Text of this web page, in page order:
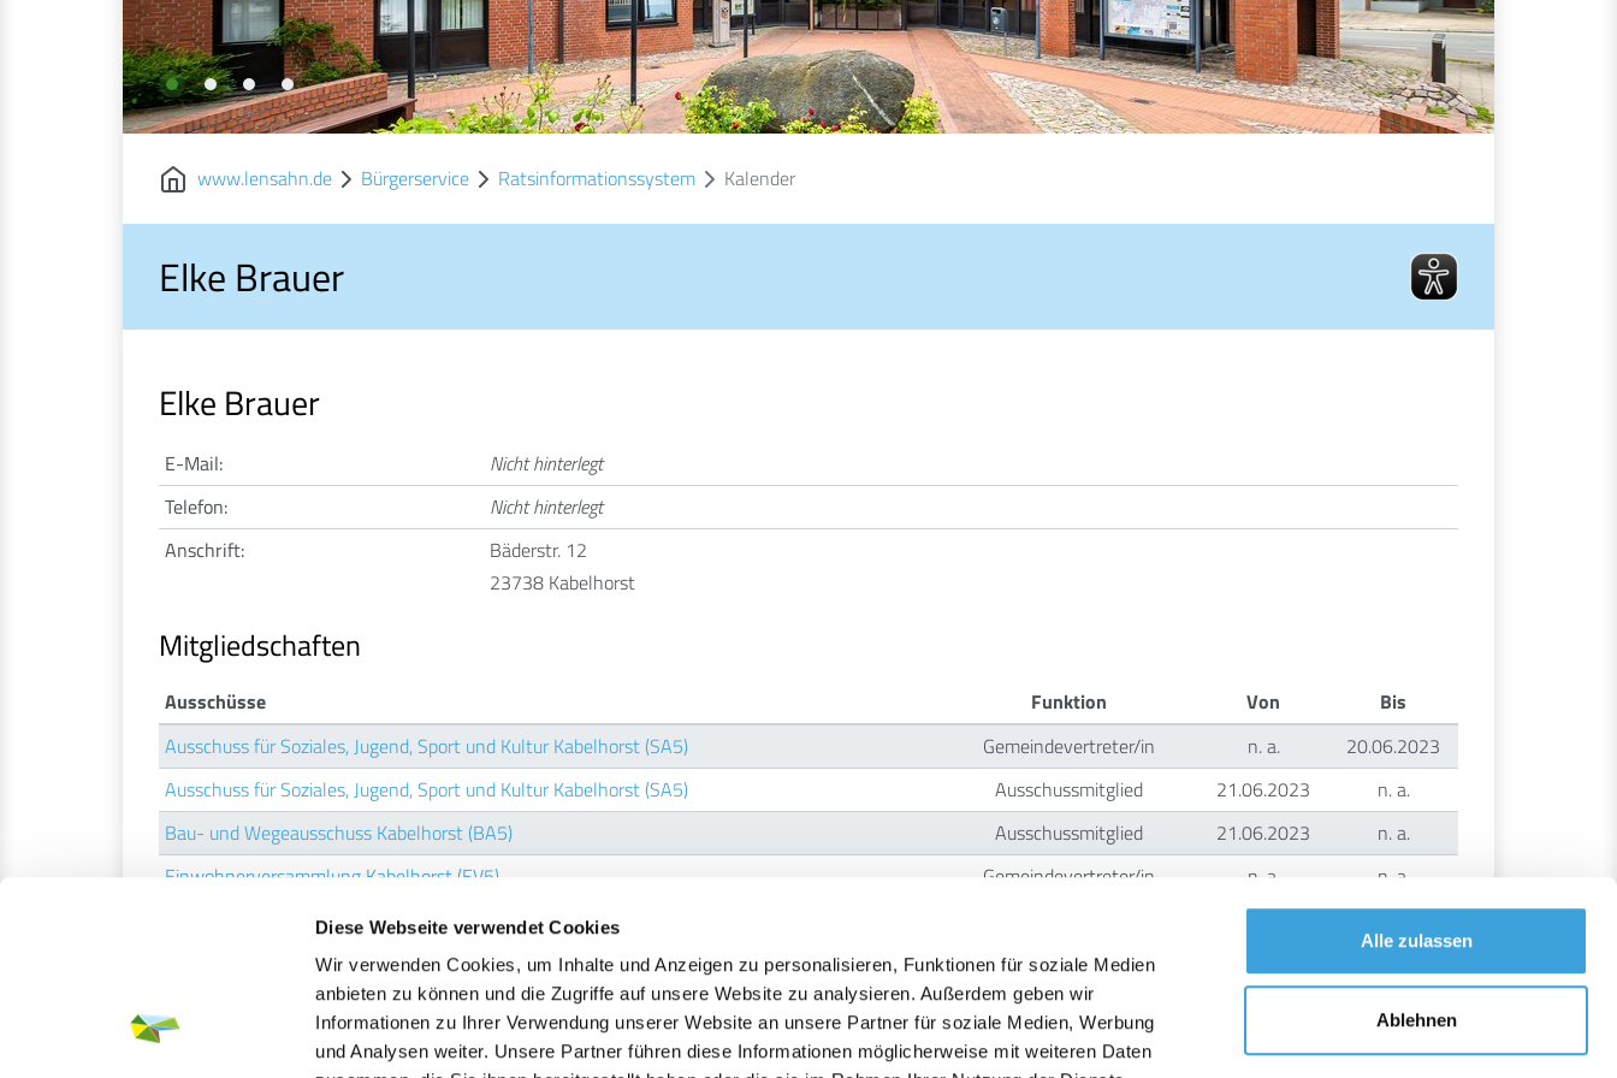
Diese Webseite verwendet Cookies
Wir verwenden Cookies, um Inhalte und Anzeigen zu personalisieren, Funktionen für soziale Medien
anbieten zu können und die Zugriffe auf unsere Website zu analysieren. Außerdem geben wir
Informationen zu Ihrer Verwendung unserer Website an unsere Partner für soziale Medien, Werbung
und Analysen weiter. Unsere Partner führen diese Informationen möglicherweise mit weiteren Daten
Alle zulassen
Ablehnen
www.lensahn.de Bürgerservice Ratsinformationssystem Kalender
Elke Brauer Elke Brauer
Elke Brauer
E-Mail:
Nicht hinterlegt
Telefon:
Nicht hinterlegt
Anschrift:
Bäderstr. 12
23738 Kabelhorst
Mitgliedschaften
Ausschüsse Funktion Von
Bis
Ausschuss für Soziales, Jugend, Sport und Kultur Kabelhorst (SA5)
Gemeindevertreter/in n. a.
20.06.2023
Ausschuss für Soziales, Jugend, Sport und Kultur Kabelhorst (SA5)
Ausschussmitglied 21.06.2023
n. a.
Bau- und Wegeausschuss Kabelhorst (BA5)
Ausschussmitglied 21.06.2023
n. a.
Einwohnerversammlung Kabelhorst (EV5)
Gemeindevertreter/in n. a.
n. a.
Gemeindevertretung Kabelhorst (GV5)
n. a.
Funktion Von
Bis
SPD-Fraktion Kabelhorst
Fraktionsmitglied n. a.